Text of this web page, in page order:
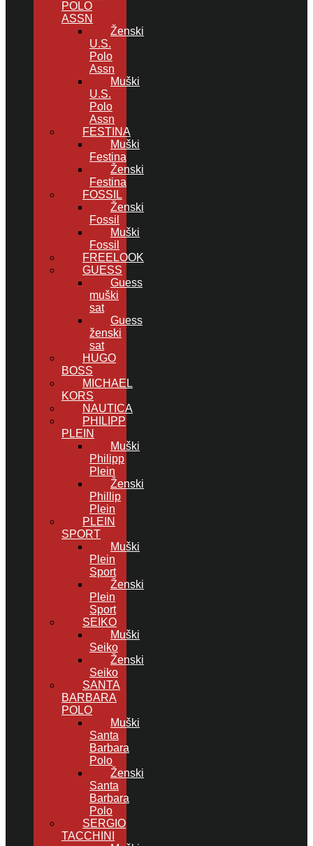
POLO
ASSN
Ženski
U.S.
Polo
Assn
Muški
U.S.
Polo
Assn
FESTINA
Muški
Festina
Ženski
Festina
FOSSIL
Ženski
Fossil
Muški
Fossil
FREELOOK
GUESS
Guess
muški
sat
Guess
ženski
sat
HUGO
BOSS
MICHAEL
KORS
NAUTICA
PHILIPP
PLEIN
Muški
Philipp
Plein
Ženski
Phillip
Plein
PLEIN
SPORT
Muški
Plein
Sport
Ženski
Plein
Sport
SEIKO
Muški
Seiko
Ženski
Seiko
SANTA
BARBARA
POLO
Muški
Santa
Barbara
Polo
Ženski
Santa
Barbara
Polo
SERGIO
TACCHINI